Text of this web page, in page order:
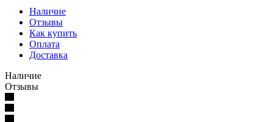
Наличие
Отзывы
Как купить
Оплата
Доставка
Наличие
Отзывы